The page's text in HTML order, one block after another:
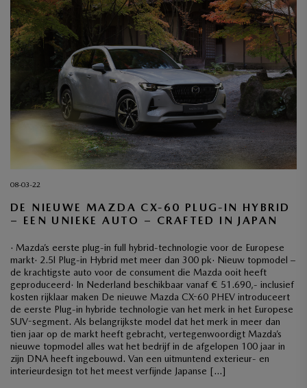
08-03-22
DE NIEUWE MAZDA CX-60 PLUG-IN HYBRID
– EEN UNIEKE AUTO – CRAFTED IN JAPAN
· Mazda’s eerste plug-in full hybrid-technologie voor de Europese
markt· 2.5l Plug-in Hybrid met meer dan 300 pk· Nieuw topmodel –
de krachtigste auto voor de consument die Mazda ooit heeft
geproduceerd· In Nederland beschikbaar vanaf € 51.690,- inclusief
kosten rijklaar maken De nieuwe Mazda CX-60 PHEV introduceert
de eerste Plug-in hybride technologie van het merk in het Europese
SUV-segment. Als belangrijkste model dat het merk in meer dan
tien jaar op de markt heeft gebracht, vertegenwoordigt Mazda’s
nieuwe topmodel alles wat het bedrijf in de afgelopen 100 jaar in
zijn DNA heeft ingebouwd. Van een uitmuntend exterieur- en
interieurdesign tot het meest verfijnde Japanse […]